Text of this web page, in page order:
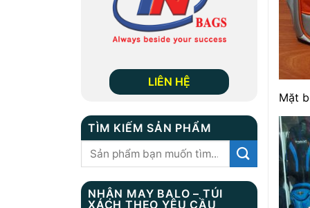
LIÊN HỆ
TÌM KIẾM SẢN PHẨM
Tìm
NHẬN MAY BALO – TÚI
XÁCH THEO YÊU CẦU
Mặt